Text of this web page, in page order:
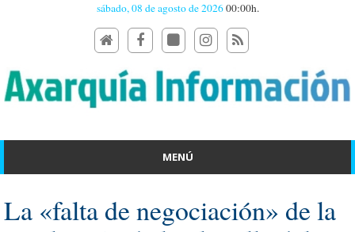
sábado, 08 de agosto de 202600:00h.
MENÚ
La «falta de negociación» de la